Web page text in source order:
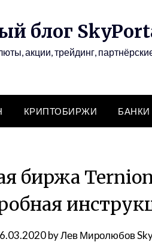
блог
акции, трейдинг,
КРИПТОБИРЖИ БАНКИ
биржа
byЛев Миролюбов